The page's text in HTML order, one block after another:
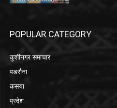
POPULAR CATEGORY
कुशीनगर समाचार
पडरौना
कसया
प्रदेश